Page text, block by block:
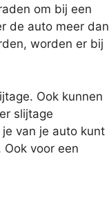
om bij een
de auto meer dan
worden er bij
Ook kunnen
slijtage
van je auto kunt
voor een